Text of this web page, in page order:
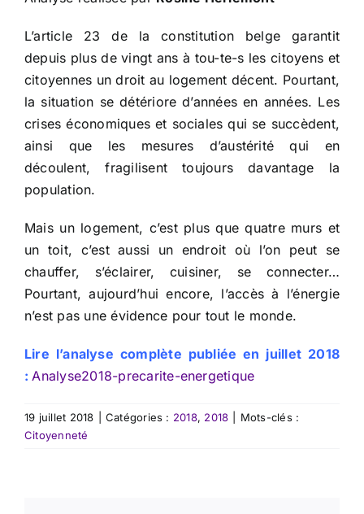
L’article 23 de la constitution belge garantit
depuis plus de vingt ans à tou-te-s les citoyens et
citoyennes un droit au logement décent. Pourtant,
la situation se détériore d’années en années. Les
crises économiques et sociales qui se succèdent,
ainsi que les mesures d’austérité qui en
découlent, fragilisent toujours davantage la
population.
Mais un logement, c’est plus que quatre murs et
un toit, c’est aussi un endroit où l’on peut se
chauffer, s’éclairer, cuisiner, se connecter…
Pourtant, aujourd’hui encore, l’accès à l’énergie
n’est pas une évidence pour tout le monde.
Lire l’analyse complète publiée en juillet 2018
:Analyse2018-precarite-energetique
19 juillet 2018 Catégories : 2018, 2018
Mots-clés :
Citoyenneté